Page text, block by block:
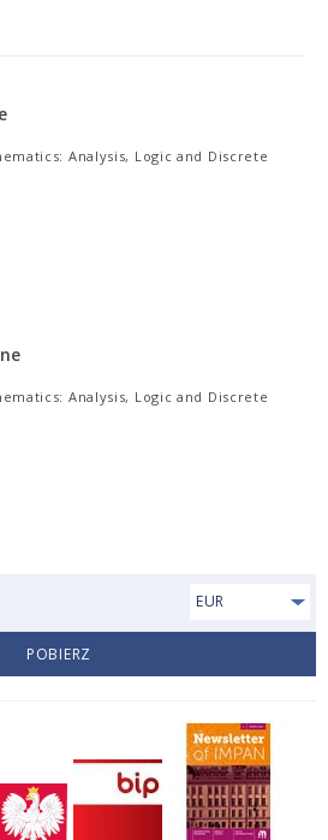
Analysis, Logic and Discrete
Analysis, Logic and Discrete
EUR
POBIERZ